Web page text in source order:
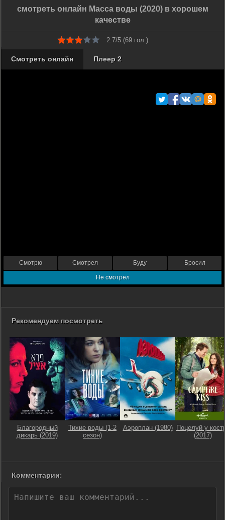
смотреть онлайн Масса воды (2020) в хорошем
качестве
2.7/5 (69 гол.)
Смотреть онлайн Плеер 2
Смотрю Смотрел Буду Бросил
Не смотрел
Рекомендуем посмотреть
Благородный
дикарь (2019)
Тихие воды (1-2
сезон)
Аэроплан (1980)
Поцелуй у
(2017)
Комментарии: